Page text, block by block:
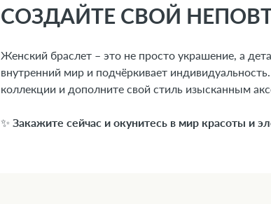
СОЗДАЙТЕ СВОЙ
Женский браслет – это не просто украшение, а
внутренний мир и подчёркивает
коллекции и дополните свой стиль изысканным
✨ Закажите сейчас и окунитесь в мир красоты и